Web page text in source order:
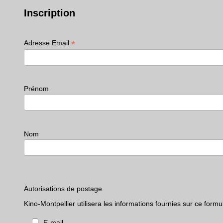
Inscription
Adresse Email *
Prénom
Nom
Autorisations de postage
Kino-Montpellier utilisera les informations fournies sur ce